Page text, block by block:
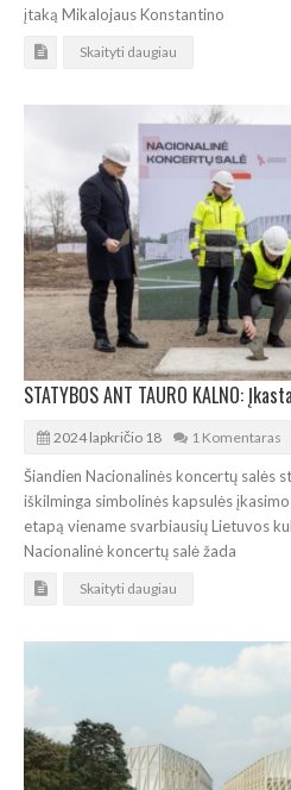
įtaką Mikalojaus Konstantino
Skaityti daugiau
2024 lapkričio 18 1 Komentaras
Šiandien Nacionalinės koncertų salės
iškilminga simbolinės kapsulės
etapą viename svarbiausių Lietuvos
Nacionalinė koncertų salė žada
Skaityti daugiau